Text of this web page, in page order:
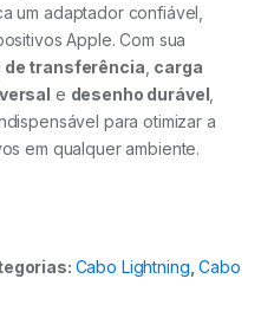
um adaptador confiável,
Apple. Com sua
de transferência carga
e desenho durável
para otimizar a
em qualquer ambiente.
Cabo Lightning ,Cabo